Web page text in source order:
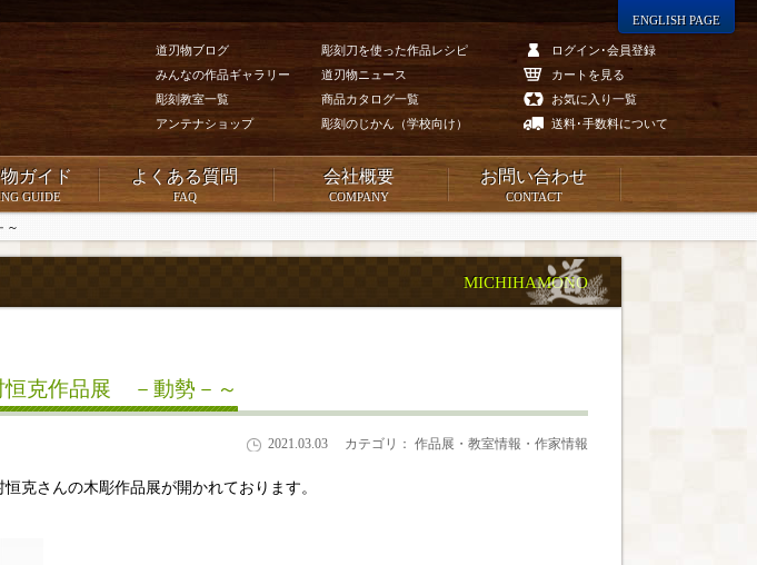
道刃物ブログ
みんなの作品ギャラリー
彫刻教室一覧
アンテナショップ
彫刻刀を使った作品レシピ
道刃物ニュース
商品カタログ一覧
彫刻のじかん（学校向け）
ログイン･会員登録
カートを見る
お気に入り一覧
送料･手数料について
ENGLISH PAGE
ガイド
GUIDE
よくある質問
FAQ
会社概要
COMPANY
お問い合わせ
CONTACT
～
MICHIHAMONO
克作品展 －動勢－～
2021.03.03 カテゴリ： 作品展・教室情報・作家情報
克さんの木彫作品展が開かれております。